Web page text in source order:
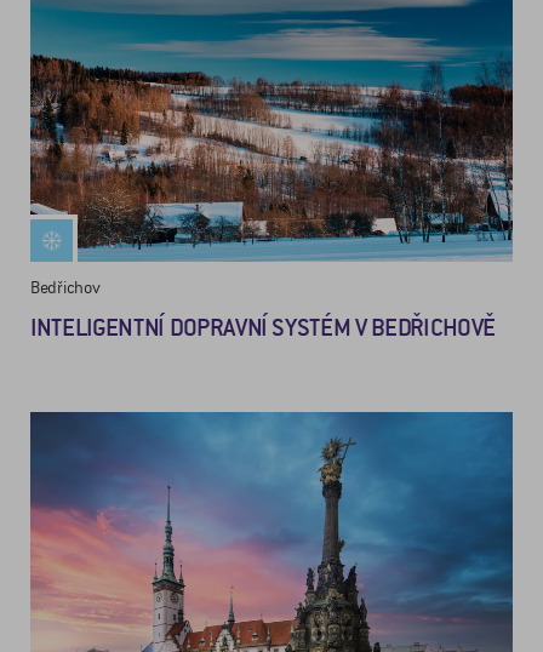
Bedřichov
INTELIGENTNÍ DOPRAVNÍ SYSTÉM V BEDŘICHOVĚ